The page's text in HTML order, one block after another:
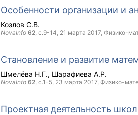
Особенности организации и
Козлов С.В.
NovaInfo 62, с.9-14, 21 марта 2017, Физико-
Становление и развитие
Шмелёва Н.Г. Шарафиева А.Р.
NovaInfo 62, с.1-5, 23 марта 2017, Физико-
Проектная деятельность